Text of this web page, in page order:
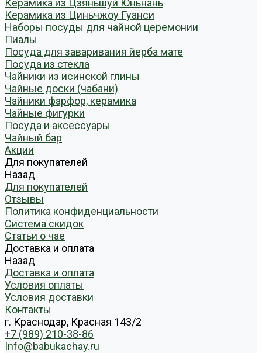
Керамика из Цзяньшуй Юньнань
Керамика из Циньчжоу Гуанси
Наборы посуды для чайной церемонии
Пиалы
Посуда для заваривания йерба мате
Посуда из стекла
Чайники из исинской глины
Чайные доски (чабани)
Чайники фарфор, керамика
Чайные фигурки
Посуда и аксессуары
Чайный бар
Акции
Для покупателей
Назад
Для покупателей
Отзывы
Политика конфиденциальности
Система скидок
Статьи о чае
Доставка и оплата
Назад
Доставка и оплата
Условия оплаты
Условия доставки
Контакты
г. Краснодар, Красная 143/2
+7 (989) 210-38-86
Info@babukachay.ru